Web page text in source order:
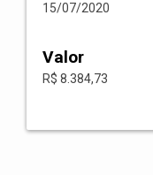
15/07/2020
Valor
R$ 8.384,73